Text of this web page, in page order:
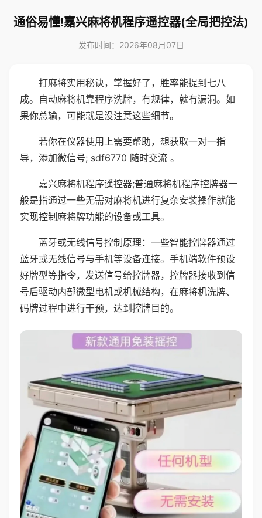
通俗易懂!嘉兴麻将机程序遥控器(全局把控法)
发布时间：2026年08月07日
打麻将实用秘诀，掌握好了，胜率能提到七八
成。自动麻将机靠程序洗牌，有规律，就有漏洞。如
果你总输，可能就是没注意这些细节。
若你在仪器使用上需要帮助，想获取一对一指
导，添加微信号; sdf6770 随时交流 。
嘉兴麻将机程序遥控器;普通麻将机程序控牌器一
般是指通过一些无需对麻将机进行复杂安装操作就能
实现控制麻将牌功能的设备或工具。
蓝牙或无线信号控制原理：一些智能控牌器通过
蓝牙或无线信号与手机等设备连接。手机端软件预设
好牌型等指令，发送信号给控牌器，控牌器接收到信
号后驱动内部微型电机或机械结构，在麻将机洗牌、
码牌过程中进行干预，达到控牌目的。